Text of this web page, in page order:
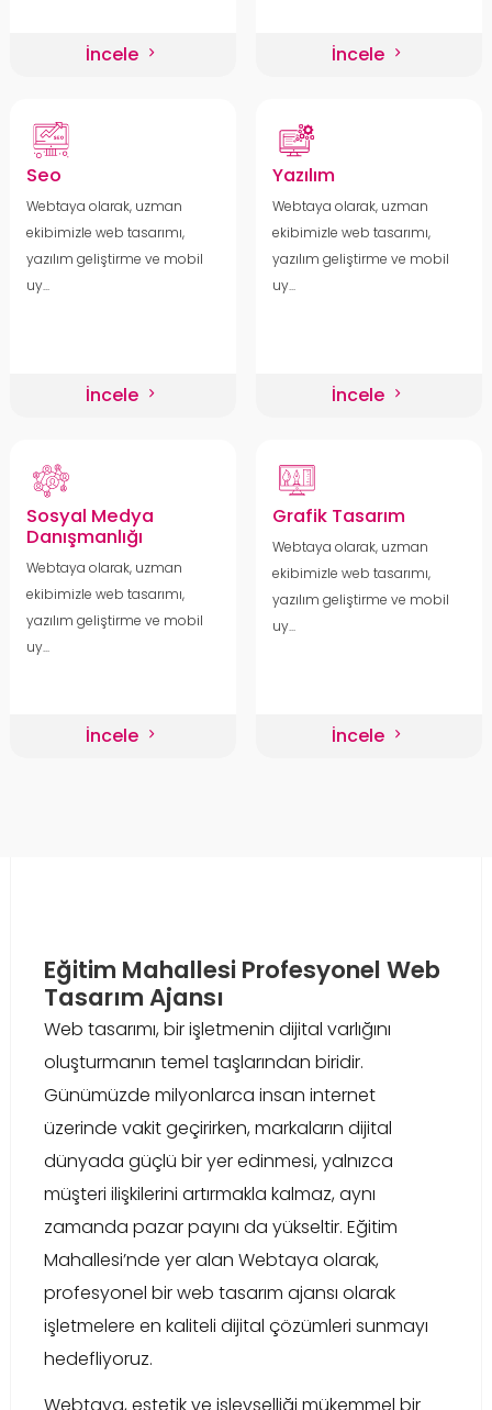
İncele İncele
Seo
Webtaya olarak, uzman
ekibimizle web tasarımı,
yazılım geliştirme ve mobil
uy...
İncele
Yazılım
Webtaya olarak, uzman
ekibimizle web tasarımı,
yazılım geliştirme ve mobil
uy...
İncele
Sosyal Medya
Danışmanlığı
Webtaya olarak, uzman
ekibimizle web tasarımı,
yazılım geliştirme ve mobil
uy...
İncele
Grafik Tasarım
Webtaya olarak, uzman
ekibimizle web tasarımı,
yazılım geliştirme ve mobil
uy...
İncele
Eğitim Mahallesi Profesyonel Web
Tasarım Ajansı
Web tasarımı, bir işletmenin dijital varlığını
oluşturmanın temel taşlarından biridir.
Günümüzde milyonlarca insan internet
üzerinde vakit geçirirken, markaların dijital
dünyada güçlü bir yer edinmesi, yalnızca
müşteri ilişkilerini artırmakla kalmaz, aynı
zamanda pazar payını da yükseltir. Eğitim
Mahallesi’nde yer alan Webtaya olarak,
profesyonel bir web tasarım ajansı olarak
işletmelere en kaliteli dijital çözümleri sunmayı
hedefliyoruz.